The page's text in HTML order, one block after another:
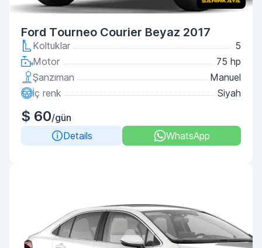
Ford Tourneo Courier Beyaz 2017
Koltuklar
5
Motor
75 hp
Şanzıman
Manuel
İç renk
Siyah
$ 60/gün
Details
WhatsApp